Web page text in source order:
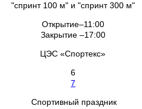
"спринт 100 м" и "спринт 300 м"
Открытие–11:00
Закрытие –17:00
ЦЭС «Спортекс»
6
7
Спортивный праздник